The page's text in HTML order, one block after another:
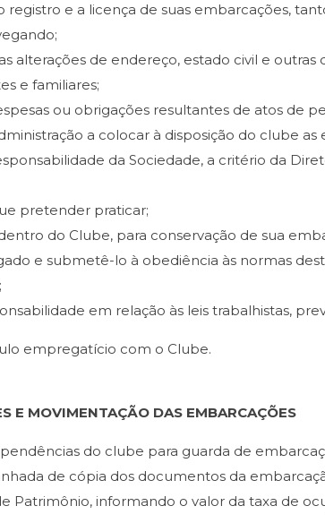
e a licença de suas embarcações,
alterações de endereço, estado civil e
e familiares;
ou obrigações resultantes de atos de
a colocar à disposição do clube
da Sociedade, a critério da
pretender praticar;
do Clube, para conservação de sua
e submetê-lo à obediência às normas
em relação às leis trabalhistas,
empregatício com o Clube.
E MOVIMENTAÇÃO DAS EMBARCAÇÕES
do clube para guarda de
de cópia dos documentos da
Patrimônio, informando o valor da taxa de